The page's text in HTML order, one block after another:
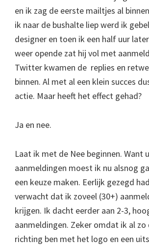
en ik zag de eerste mailtjes al
ik naar de bushalte liep werd ik
designer en toen ik een half uur
weer opende zat hij vol met
Twitter kwamen de replies en
binnen. Al met al een klein succes
actie. Maar heeft het effect gehad?
Ja en nee.
Laat ik met de Nee beginnen. Want
aanmeldingen moest ik nu alsnog
een keuze maken. Eerlijk gezegd
verwacht dat ik zoveel (30+)
krijgen. Ik dacht eerder aan 2-3,
aanmeldingen. Zeker omdat ik al
richting ben met het logo en een